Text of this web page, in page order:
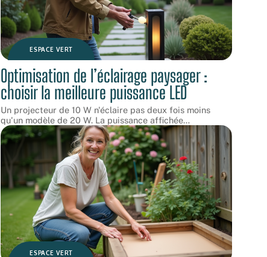
ESPACE VERT
Optimisation de l’éclairage paysager :
choisir la meilleure puissance LED
Un projecteur de 10 W n'éclaire pas deux fois moins
qu'un modèle de 20 W. La puissance affichée…
ESPACE VERT